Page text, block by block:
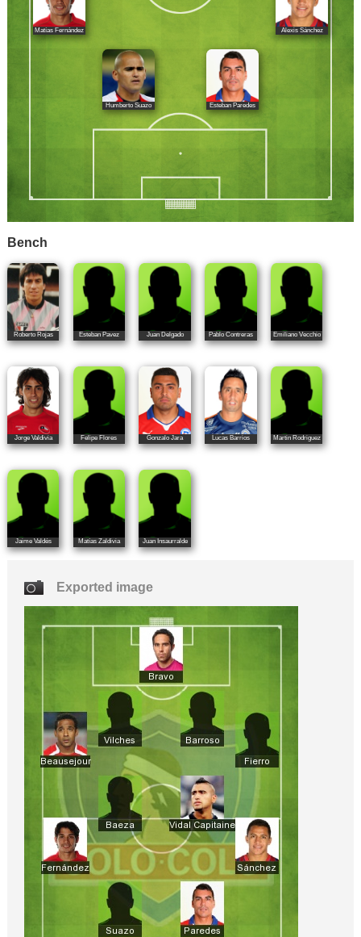
Matías Fernández Alexis Sánchez
Humberto Suazo Esteban Paredes
Bench
Roberto Rojas Esteban Pavez Juan Delgado Pablo Contreras Emiliano Vecchio
Jorge Valdivia Felipe Flores Gonzalo Jara Lucas Barrios Martin Rodriguez
Jaime Valdés Matías Zaldivia Juan Insaurralde
Exported image